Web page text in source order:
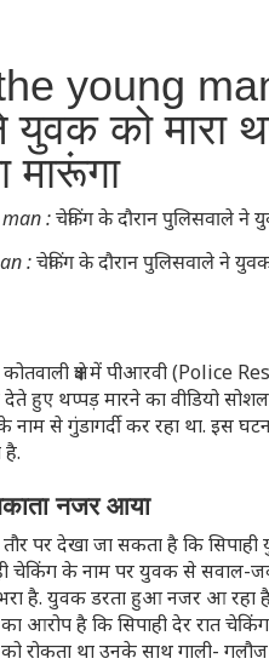
young
युवक को मारा
मारूंगा
: चेकिंग के दौरान पुलिसवाले ने युवक
क्षेत्र में पीआरवी (Police
हुए थप्पड़ मारने का वीडियो
नाम से गुंडागर्दी कर रहा था. इस
है.
नजर आया
पर देखा जा सकता है कि
चेकिंग के नाम पर युवक से सवाल-
है. युवक डरता हुआ नजर आ रहा
आरोप है कि सिपाही देर रात
रोकता था उनके साथ गाली- गलौज